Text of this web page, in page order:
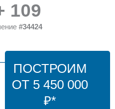
109
#34424
ПОСТРОИМ
ОТ 5 450 000
₽*